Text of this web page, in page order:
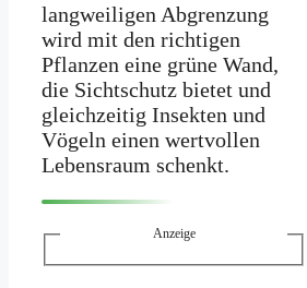
langweiligen Abgrenzung
wird mit den richtigen
Pflanzen eine grüne Wand,
die Sichtschutz bietet und
gleichzeitig Insekten und
Vögeln einen wertvollen
Lebensraum schenkt.
Anzeige